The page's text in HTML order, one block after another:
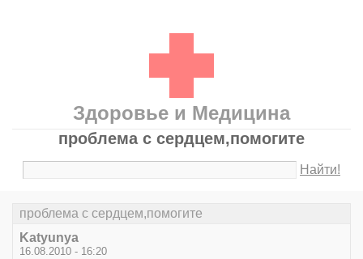
Здоровье и Медицина
проблема с сердцем,помогите
Найти!
проблема с сердцем,помогите
Katyunya
16.08.2010 - 16:20